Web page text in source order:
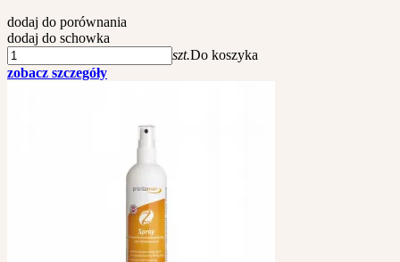
dodaj do porównania
dodaj do schowka
szt.Do koszyka
zobacz szczegóły